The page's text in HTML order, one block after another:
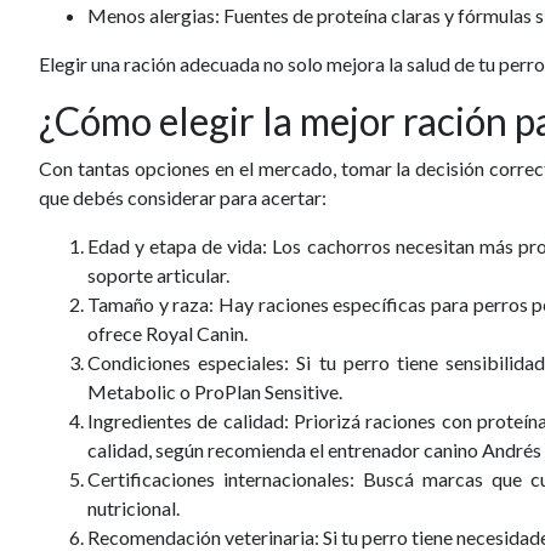
Menos alergias: Fuentes de proteína claras y fórmulas
Elegir una ración adecuada no solo mejora la salud de tu
¿Cómo elegir la mejor ración
Con tantas opciones en el mercado, tomar la decisión
que debés considerar para acertar:
Edad y etapa de vida: Los cachorros necesitan más
soporte articular.
Tamaño y raza: Hay raciones específicas para perros
ofrece Royal Canin.
Condiciones especiales: Si tu perro tiene
Metabolic o ProPlan Sensitive.
Ingredientes de calidad: Priorizá raciones con
calidad, según recomienda el entrenador canino Andrés
Certificaciones internacionales: Buscá marcas que
nutricional.
Recomendación veterinaria: Si tu perro tiene